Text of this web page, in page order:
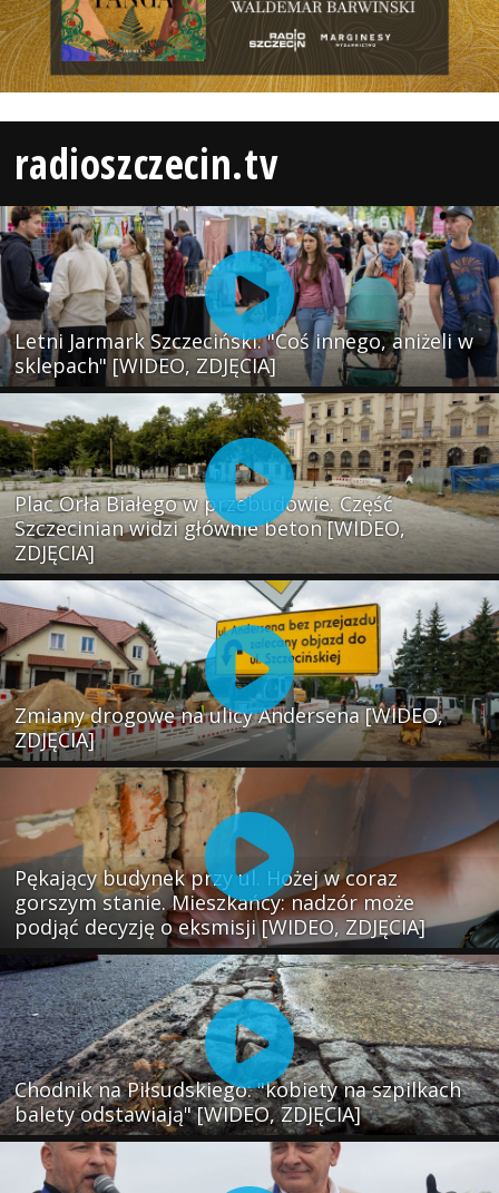
radioszczecin.tv
Letni Jarmark Szczeciński. "Coś innego, aniżeli w
sklepach" [WIDEO, ZDJĘCIA]
Plac Orła Białego w przebudowie. Część
Szczecinian widzi głównie beton [WIDEO,
ZDJĘCIA]
Zmiany drogowe na ulicy Andersena [WIDEO,
ZDJĘCIA]
Pękający budynek przy ul. Hożej w coraz
gorszym stanie. Mieszkańcy: nadzór może
podjąć decyzję o eksmisji [WIDEO, ZDJĘCIA]
Chodnik na Piłsudskiego: "kobiety na szpilkach
balety odstawiają" [WIDEO, ZDJĘCIA]